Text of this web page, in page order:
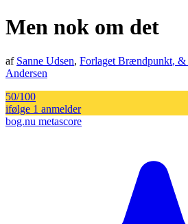
Men nok om det
af Sanne Udsen, Forlaget Brændpunkt, &
Andersen
50/100
ifølge 1 anmelder
bog.nu metascore